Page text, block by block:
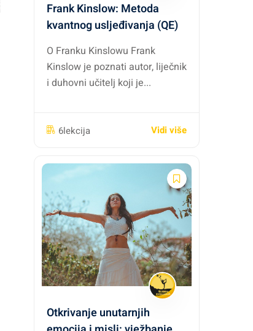
Frank Kinslow: Metoda
kvantnog usljeđivanja (QE)
O Franku Kinslowu Frank
Kinslow je poznati autor, liječnik
i duhovni učitelj koji je...
6lekcija Vidi više
Otkrivanje unutarnjih